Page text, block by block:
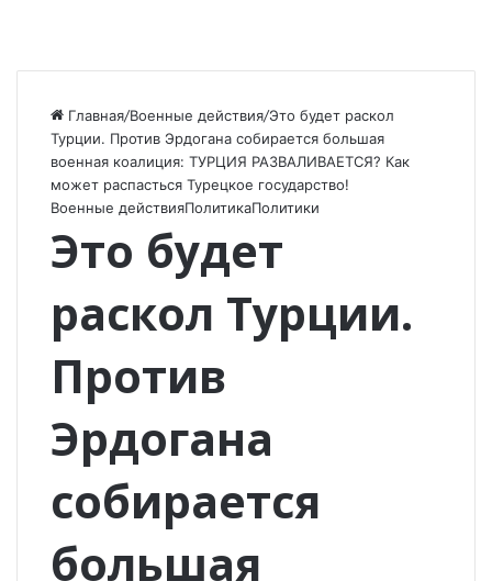
Главная/Военные действия/Это будет раскол
Турции. Против Эрдогана собирается большая
военная коалиция: ТУРЦИЯ РАЗВАЛИВАЕТСЯ? Как
может распасться Турецкое государство!
Военные действияПолитикаПолитики
Это будет
раскол Турции.
Против
Эрдогана
собирается
большая